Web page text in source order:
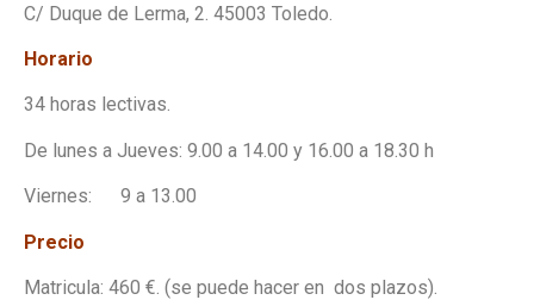
C/ Duque de Lerma, 2. 45003 Toledo.
Horario
34 horas lectivas.
De lunes a Jueves: 9.00 a 14.00 y 16.00 a 18.30 h
Viernes: 9 a 13.00
Precio
Matricula: 460 €. (se puede hacer en dos plazos).